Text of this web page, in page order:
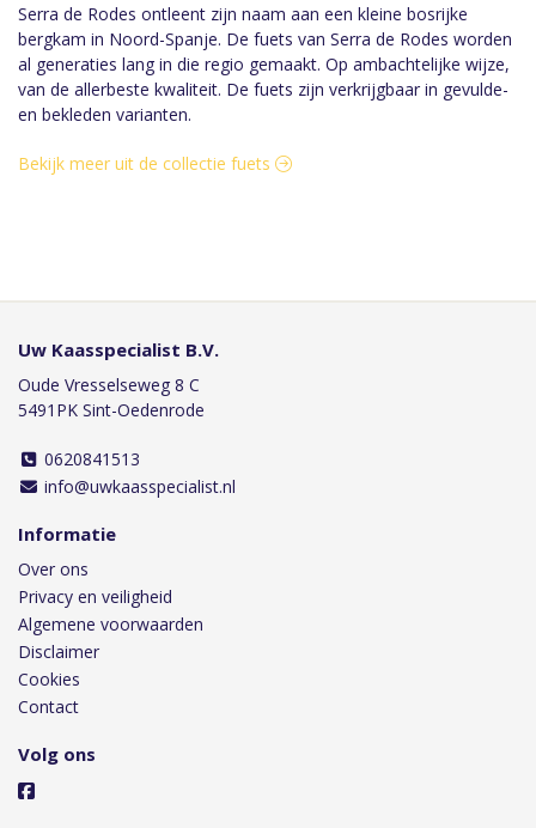
Serra de Rodes ontleent zijn naam aan een kleine bosrijke
bergkam in Noord-Spanje. De fuets van Serra de Rodes worden
al generaties lang in die regio gemaakt. Op ambachtelijke wijze,
van de allerbeste kwaliteit. De fuets zijn verkrijgbaar in gevulde-
en bekleden varianten.
Bekijk meer uit de collectie fuets
Uw Kaasspecialist B.V.
Oude Vresselseweg 8 C
5491PK Sint-Oedenrode
0620841513
info@uwkaasspecialist.nl
Informatie
Over ons
Privacy en veiligheid
Algemene voorwaarden
Disclaimer
Cookies
Contact
Volg ons